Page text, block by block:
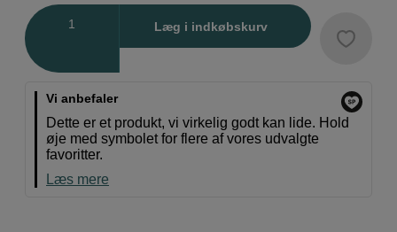
Læg i indkøbskurv
Vi anbefaler
Dette er et produkt, vi virkelig godt kan lide. Hold
øje med symbolet for flere af vores udvalgte
favoritter.
Læs mere